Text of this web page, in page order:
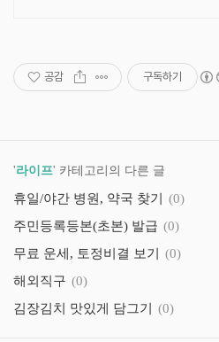
공감 구독하기
'라이프' 카테고리의 다른 글
휴일/야간 병원, 약국 찾기
(0)
주민등록등본(초본) 발급 (0)
무료 운세, 토정비결 보기
(0)
해외직구 (0)
김장김치 맛있게 담그기
(0)